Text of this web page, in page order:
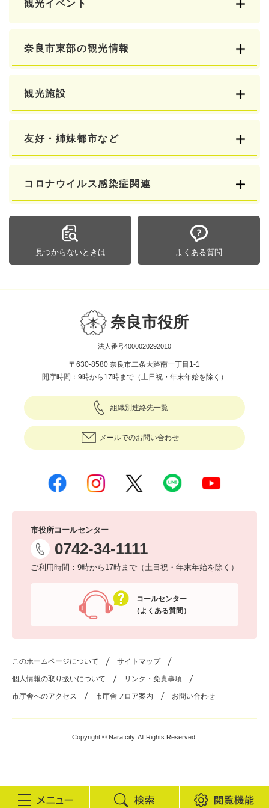
観光イベント
奈良市東部の観光情報
観光施設
友好・姉妹都市など
コロナウイルス感染症関連
見つからないときは よくある質問
奈良市役所
法人番号4000020292010
〒630-8580 奈良市二条大路南一丁目1-1
開庁時間：9時から17時まで（土日祝・年末年始を除く）
組織別連絡先一覧
メールでのお問い合わせ
市役所コールセンター
0742-34-1111
ご利用時間：9時から17時まで（土日祝・年末年始を除く）
コールセンター
（よくある質問）
このホームページについて サイトマップ
個人情報の取り扱いについて リンク・免責事項
市庁舎へのアクセス 市庁舎フロア案内 お問い合わせ
Copyright © Nara city. All Rights Reserved.